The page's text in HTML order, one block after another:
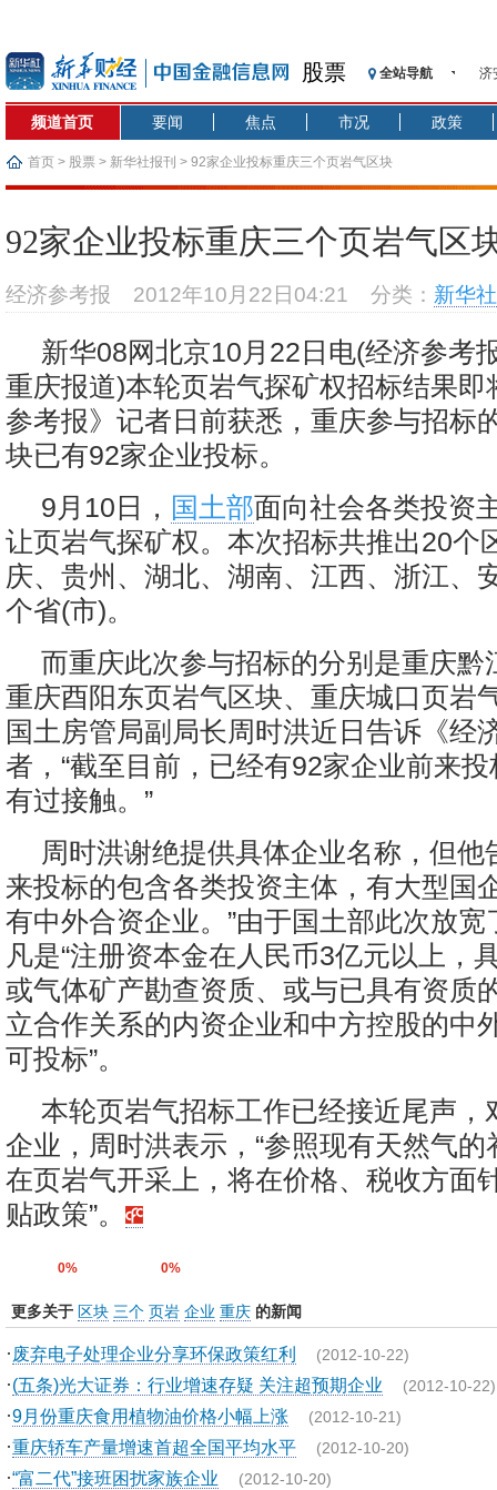
股票 全站导航
济
【
济
在
基
恒
济
频道首页 要闻 焦点 市况 政策
首页 > 股票 > 新华社报刊 > 92家企业投标重庆三个页岩气区块
92家企业投标重庆三个页岩气区
经济参考报 2012年10月22日04:21 分类： 新华
新华08网北京10月22日电(经济参
重庆报道)本轮页岩气探矿权招标结果即
参考报》记者日前获悉，重庆参与招标
块已有92家企业投标。
9月10日， 国土部面向社会各类投资
让页岩气探矿权。本次招标共推出20个
庆、贵州、湖北、湖南、江西、浙江、
个省(市)。
而重庆此次参与招标的分别是重庆黔
重庆酉阳东页岩气区块、重庆城口页岩
国土房管局副局长周时洪近日告诉《经
者，“截至目前，已经有92家企业前来
有过接触。”
周时洪谢绝提供具体企业名称，但他
来投标的包含各类投资主体，有大型国
有中外合资企业。”由于国土部此次放宽
凡是“注册资本金在人民币3亿元以上，
或气体矿产勘查资质、或与已具有资质
立合作关系的内资企业和中方控股的中
可投标”。
本轮页岩气招标工作已经接近尾声，
企业，周时洪表示，“参照现有天然气
在页岩气开采上，将在价格、税收方面
贴政策”。
0% 0%
更多关于 区块 三个 页岩 企业 重庆 的新闻
· 废弃电子处理企业分享环保政策红利 (2012-10-22)
·(五条)光大证券：行业增速存疑 关注超预期企业 (2012-10-22)
·9月份重庆食用植物油价格小幅上涨 (2012-10-21)
·重庆轿车产量增速首超全国平均水平 (2012-10-20)
·“富二代”接班困扰家族企业 (2012-10-20)